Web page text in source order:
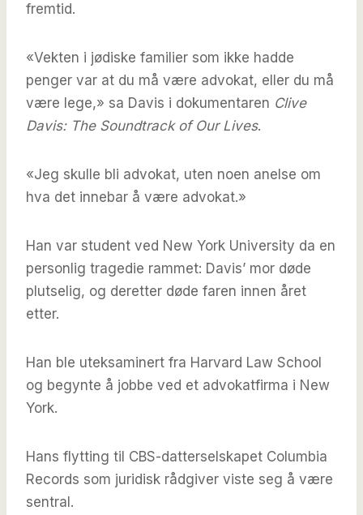
fremtid.
«Vekten i jødiske familier som ikke hadde
penger var at du må være advokat, eller du må
være lege,» sa Davis i dokumentaren Clive
Davis: The Soundtrack of Our Lives.
«Jeg skulle bli advokat, uten noen anelse om
hva det innebar å være advokat.»
Han var student ved New York University da en
personlig tragedie rammet: Davis’ mor døde
plutselig, og deretter døde faren innen året
etter.
Han ble uteksaminert fra Harvard Law School
og begynte å jobbe ved et advokatfirma i New
York.
Hans flytting til CBS-datterselskapet Columbia
Records som juridisk rådgiver viste seg å være
sentral.